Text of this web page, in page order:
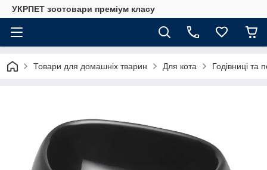
УКРПЕТ зоотовари преміум класу
Товари для домашніх тварин Для кота Годівниці та